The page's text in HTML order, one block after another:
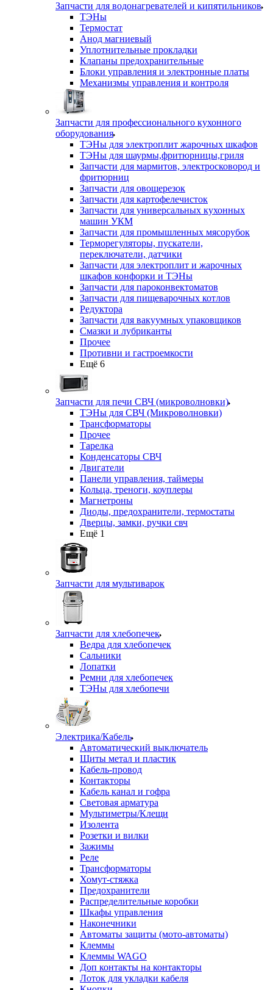
Запчасти для водонагревателей и кипятильников
ТЭНы
Термостат
Анод магниевый
Уплотнительные прокладки
Клапаны предохранительные
Блоки управления и электронные платы
Механизмы управления и контроля
Запчасти для профессионального кухонного
оборудования
ТЭНы для электроплит жарочных шкафов
ТЭНы для шаурмы,фритюрницы,гриля
Запчасти для мармитов, электросковород и
фритюрниц
Запчасти для овощерезок
Запчасти для картофелечисток
Запчасти для универсальных кухонных
машин УКМ
Запчасти для промышленных мясорубок
Терморегуляторы, пускатели,
переключатели, датчики
Запчасти для электроплит и жарочных
шкафов конфорки и ТЭНы
Запчасти для пароконвектоматов
Запчасти для пищеварочных котлов
Редуктора
Запчасти для вакуумных упаковщиков
Смазки и лубриканты
Прочее
Противни и гастроемкости
Ещё 6
Запчасти для печи СВЧ (микроволновки)
ТЭНы для СВЧ (Микроволновки)
Трансформаторы
Прочее
Тарелка
Конденсаторы СВЧ
Двигатели
Панели управления, таймеры
Кольца, треноги, коуплеры
Магнетроны
Диоды, предохранители, термостаты
Дверцы, замки, ручки свч
Ещё 1
Запчасти для мультиварок
Запчасти для хлебопечек
Ведра для хлебопечек
Сальники
Лопатки
Ремни для хлебопечек
ТЭНы для хлебопечи
Электрика/Кабель
Автоматический выключатель
Щиты метал и пластик
Кабель-провод
Контакторы
Кабель канал и гофра
Световая арматура
Мультиметры/Клещи
Изолента
Розетки и вилки
Зажимы
Реле
Трансформаторы
Хомут-стяжка
Предохранители
Распределительные коробки
Шкафы управления
Наконечники
Автоматы защиты (мото-автоматы)
Клеммы
Клеммы WAGO
Доп контакты на контакторы
Лоток для укладки кабеля